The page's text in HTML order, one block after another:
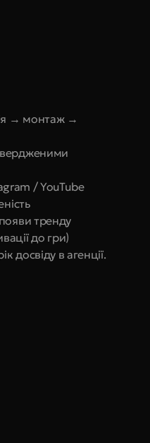
→ монтаж →
/ YouTube
тренду
до гри)
досвіду в агенції.